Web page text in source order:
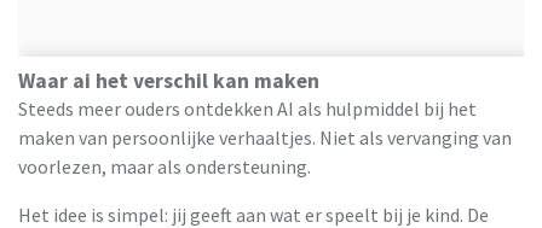
Waar ai het verschil kan maken
Steeds meer ouders ontdekken AI als hulpmiddel bij het
maken van persoonlijke verhaaltjes. Niet als vervanging van
voorlezen, maar als ondersteuning.
Het idee is simpel: jij geeft aan wat er speelt bij je kind. De